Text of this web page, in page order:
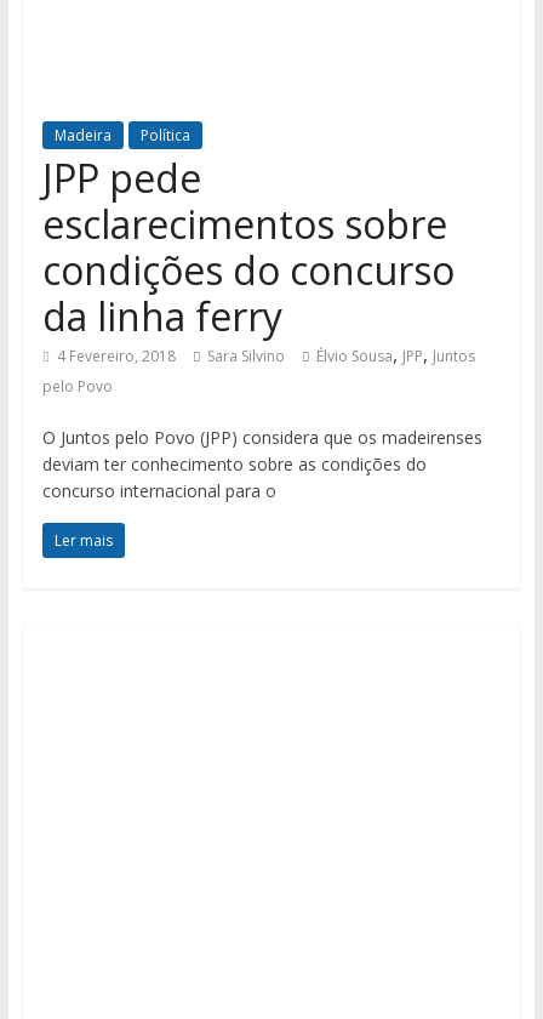
Madeira Política
JPP pede
esclarecimentos sobre
condições do concurso
da linha ferry
4 Fevereiro, 2018 Sara Silvino Élvio Sousa, JPP, Juntos
pelo Povo
O Juntos pelo Povo (JPP) considera que os madeirenses
deviam ter conhecimento sobre as condições do
concurso internacional para o
Ler mais